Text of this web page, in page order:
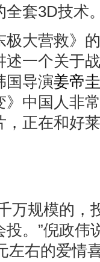
全套3D技术
极大营救
一个关于
国导演姜帝圭
中国人非
，正在和好
万规模的，
。”倪政伟
左右的爱情